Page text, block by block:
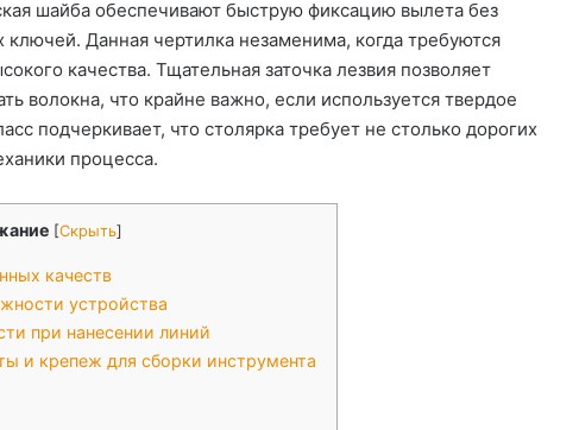
шайба обеспечивают быструю фиксацию вылета без
ключей. Данная чертилка незаменима, когда требуются
качества. Тщательная заточка лезвия позволяет
волокна, что крайне важно, если используется твердое
подчеркивает, что столярка требует не столько дорогих
процесса.
[Скрыть]
качеств
устройства
при нанесении линий
и крепеж для сборки инструмента